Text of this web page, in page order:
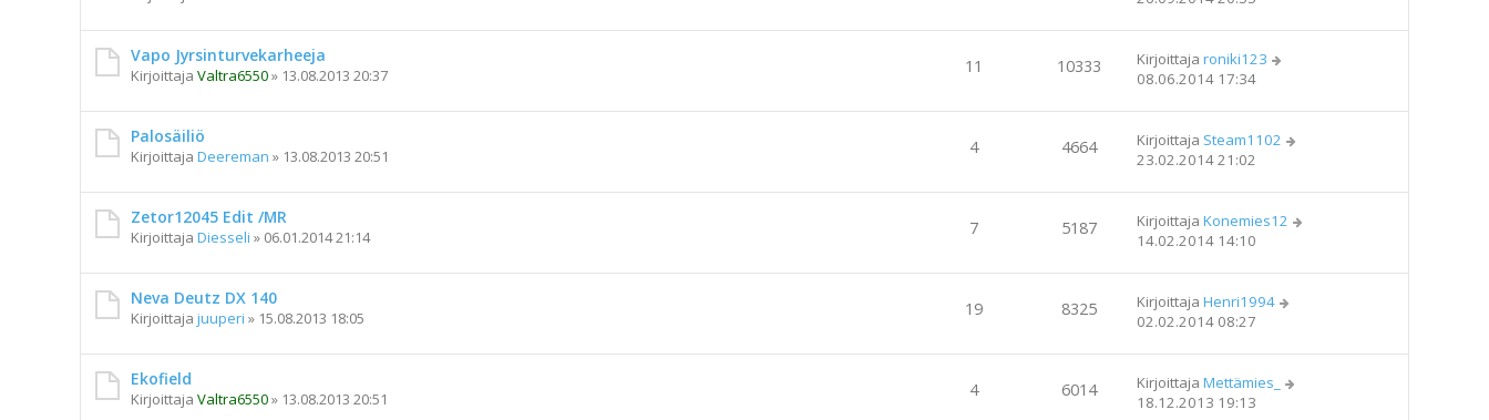
Vapo Jyrsinturvekarheeja
Kirjoittaja Valtra6550» 13.08.2013 20:37 11 10333 Kirjoittaja roniki123
08.06.2014 17:34
Palosäiliö
Kirjoittaja Deereman » 13.08.2013 20:51 4 4664 Kirjoittaja Steam1102
23.02.2014 21:02
Zetor12045 Edit /MR
Kirjoittaja Diesseli » 06.01.2014 21:14 7 5187 Kirjoittaja Konemies12
14.02.2014 14:10
Neva Deutz DX 140
Kirjoittaja juuperi » 15.08.2013 18:05 19 8325 Kirjoittaja Henri1994
02.02.2014 08:27
Ekofield
Kirjoittaja Valtra6550» 13.08.2013 20:51 4 6014 Kirjoittaja Mettämies_
18.12.2013 19:13